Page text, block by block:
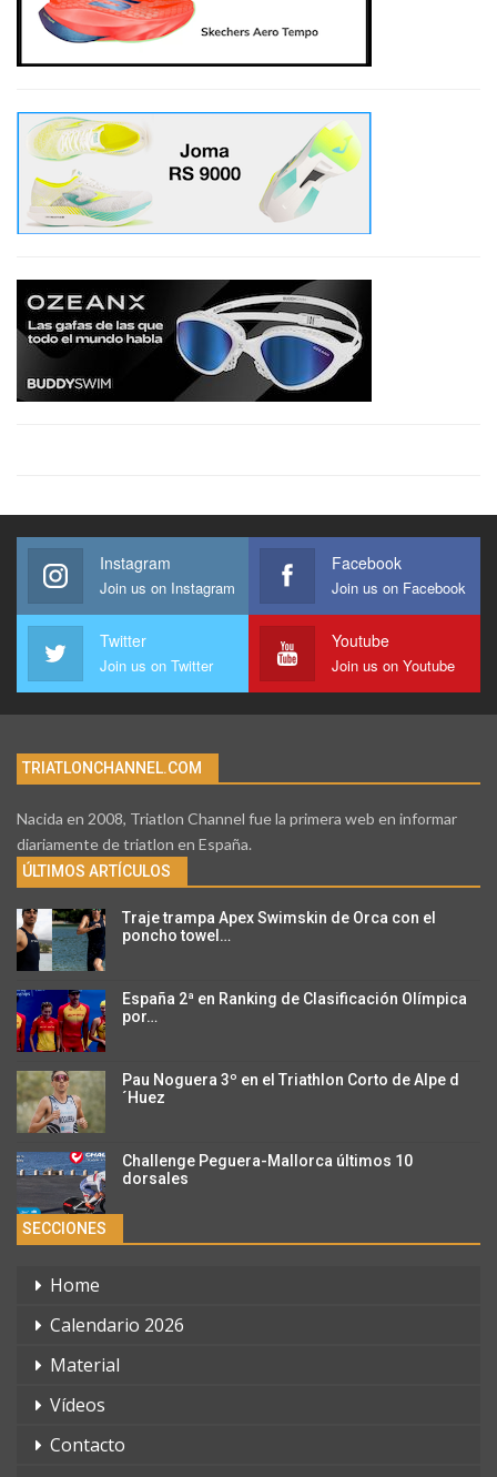
Instagram
Join us on Instagram
Facebook
Join us on Facebook
Twitter
Join us on Twitter
Youtube
Join us on Youtube
TRIATLONCHANNEL.COM
Nacida en 2008, Triatlon Channel fue la primera web en informar
diariamente de triatlon en España.
ÚLTIMOS ARTÍCULOS
Traje trampa Apex Swimskin de Orca con el
poncho towel…
España 2ª en Ranking de Clasificación Olímpica
por…
Pau Noguera 3º en el Triathlon Corto de Alpe d
´Huez
Challenge Peguera-Mallorca últimos 10
dorsales
SECCIONES
Home
Calendario 2026
Material
Vídeos
Contacto